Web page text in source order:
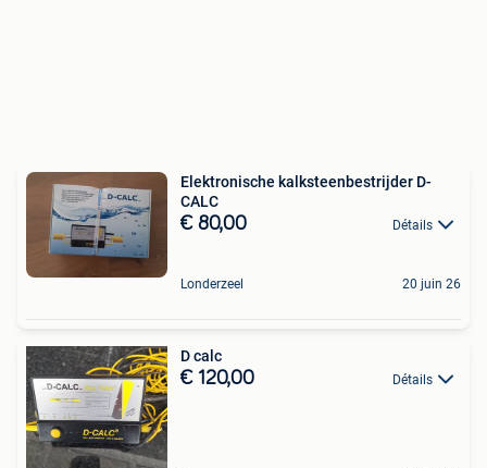
Elektronische kalksteenbestrijder D-
CALC
€ 80,00 Détails
Londerzeel 20 juin 26
D calc
€ 120,00 Détails